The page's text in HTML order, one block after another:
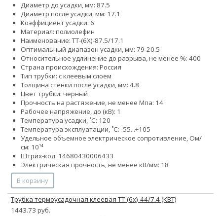
Диаметр до усадки, мм: 87.5
Диаметр после усадки, мм: 17.1
Коэффициент усадки: 6
Материал: полиолефин
Наименование: ТТ-(6Х)-87.5/17.1
Оптимальный диапазон усадки, мм: 79-20.5
Относительное удлинение до разрыва, не менее %: 400
Страна происхождения: Россия
Тип трубки: с клеевым слоем
Толщина стенки после усадки, мм: 4.8
Цвет трубки: черный
Прочность на растяжение, не менее Мпа: 14
Рабочее напряжение, до (кВ): 1
Температура усадки, ˚С: 120
Температура эксплуатации, ˚С: -55...+105
Удельное объемное электрическое сопротивление, Ом/
см: 10¹⁴
Штрих-код: 14680430006433
Электрическая прочность, не менее кВ/мм: 18
В корзину
Трубка термоусадочная клеевая ТТ-(6х)-44/7.4 (КВТ)
1443.73 руб.